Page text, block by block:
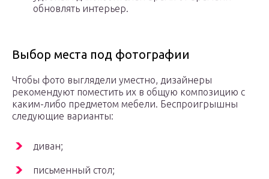
обновлять интерьер.
Выбор места под фотографии
Чтобы фото выглядели уместно, дизайнеры
рекомендуют поместить их в общую композицию с
каким-либо предметом мебели. Беспроигрышны
следующие варианты:
диван;
письменный стол;